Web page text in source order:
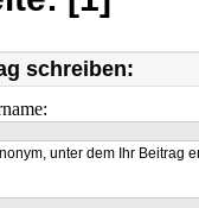
schreiben:
unter dem Ihr Beitrag